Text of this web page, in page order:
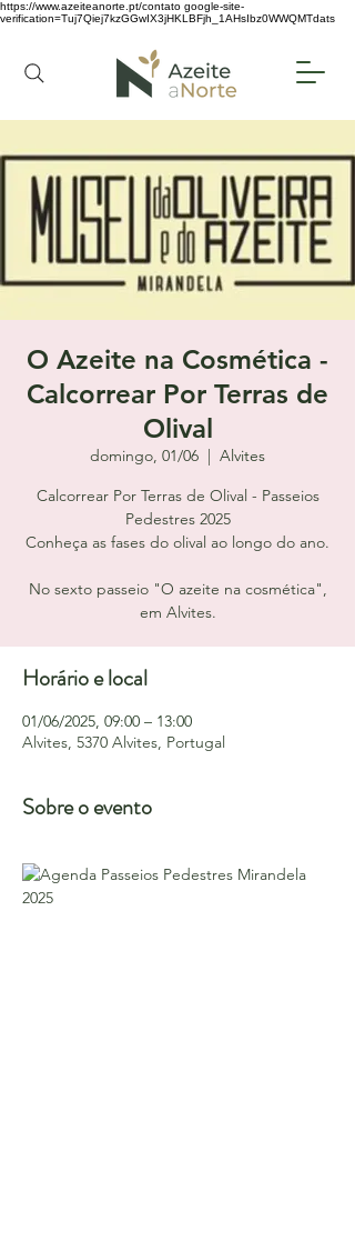
https://www.azeiteanorte.pt/contato google-site-
verification=Tuj7Qiej7kzGGwIX3jHKLBFjh_1AHsIbz0WWQMTdats
O Azeite na Cosmética -
Calcorrear Por Terras de
Olival
domingo, 01/06
  |
Alvites
Calcorrear Por Terras de Olival - Passeios
Pedestres 2025
Conheça as fases do olival ao longo do ano.
No sexto passeio "O azeite na cosmética",
em Alvites.
Horário e local
01/06/2025, 09:00 – 13:00
Alvites, 5370 Alvites, Portugal
Sobre o evento